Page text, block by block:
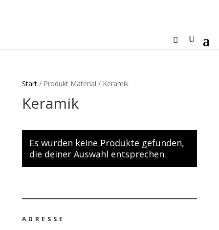
Start/ Produkt Material / Keramik
Keramik
Es wurden keine Produkte gefunden,
die deiner Auswahl entsprechen.
ADRESSE